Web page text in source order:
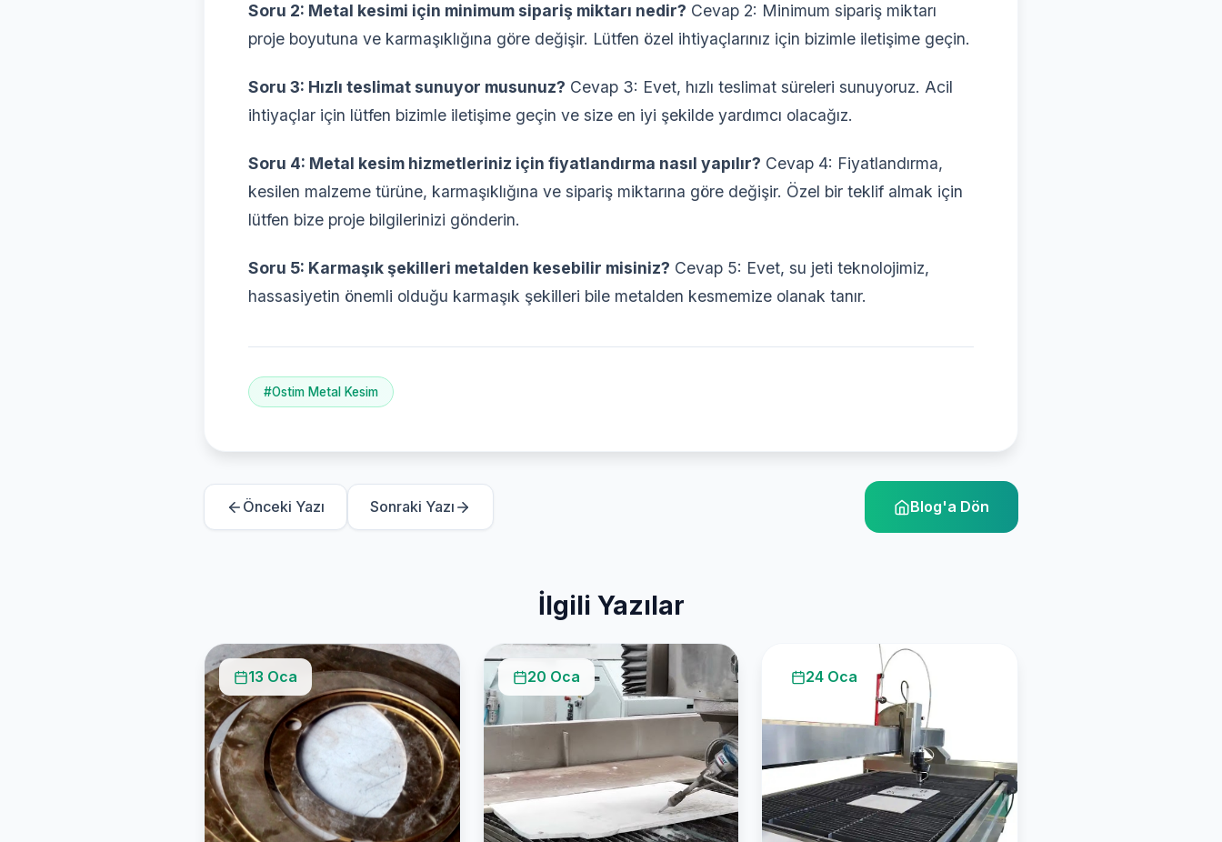
Soru 2: Metal kesimi için minimum sipariş miktarı nedir? Cevap 2: Minimum sipariş miktarı
proje boyutuna ve karmaşıklığına göre değişir. Lütfen özel ihtiyaçlarınız için bizimle iletişime geçin.
Soru 3: Hızlı teslimat sunuyor musunuz? Cevap 3: Evet, hızlı teslimat süreleri sunuyoruz. Acil
ihtiyaçlar için lütfen bizimle iletişime geçin ve size en iyi şekilde yardımcı olacağız.
Soru 4: Metal kesim hizmetleriniz için fiyatlandırma nasıl yapılır? Cevap 4: Fiyatlandırma,
kesilen malzeme türüne, karmaşıklığına ve sipariş miktarına göre değişir. Özel bir teklif almak için
lütfen bize proje bilgilerinizi gönderin.
Soru 5: Karmaşık şekilleri metalden kesebilir misiniz? Cevap 5: Evet, su jeti teknolojimiz,
hassasiyetin önemli olduğu karmaşık şekilleri bile metalden kesmemize olanak tanır.
#Ostim Metal Kesim
Önceki Yazı Sonraki Yazı Blog'a Dön
İlgili Yazılar
13 Oca 20 Oca 24 Oca